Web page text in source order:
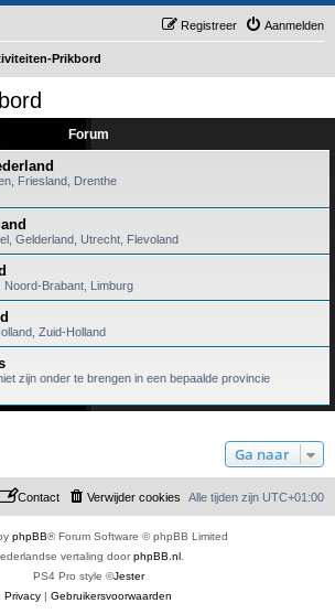
Aanmelden
Registreer
Prikbord
Forum
Friesland, Drenthe
Gelderland, Utrecht, Flevoland
Noord-Brabant, Limburg
Zuid-Holland
zijn onder te brengen in een bepaalde provincie
Ga naar
Alle tijden zijn UTC+01:00
Verwijder cookies
Contact
phpBB® Forum Software © phpBB Limited
vertaling doorphpBB.nl
PS4 Pro style ©Jester
Privacy | Gebruikersvoorwaarden